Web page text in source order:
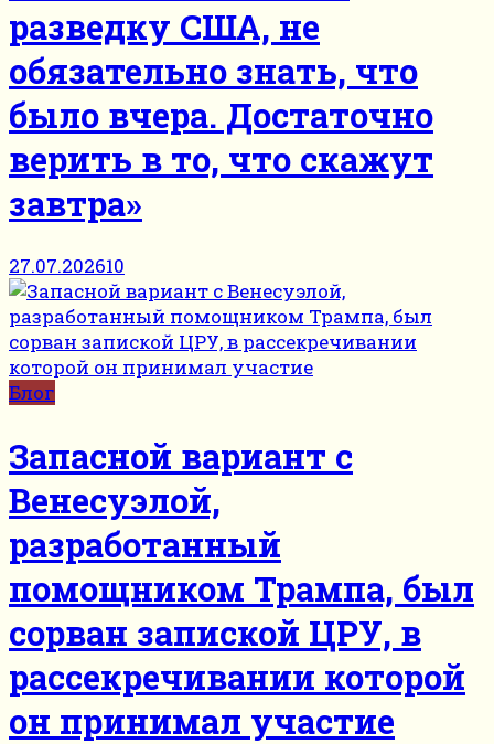
разведку США, не
обязательно знать, что
было вчера. Достаточно
верить в то, что скажут
завтра»
27.07.202610
Блог
Запасной вариант с
Венесуэлой,
разработанный
помощником Трампа, был
сорван запиской ЦРУ, в
рассекречивании которой
он принимал участие